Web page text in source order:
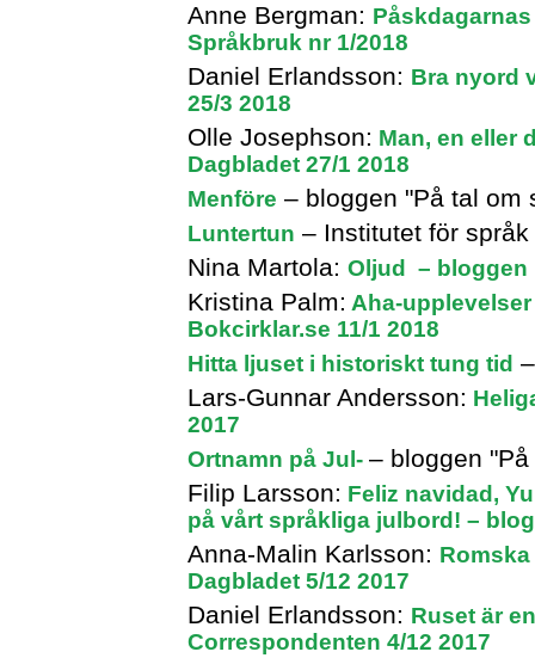
Anne Bergman:
Språkbruk nr 1/2018
Daniel Erlandsson: Bra nyord
25/3 2018
Olle Josephson: Man, en eller
Dagbladet 27/1 2018
Menföre – bloggen "På tal om
Luntertun – Institutet för
Nina Martola: Oljud – bloggen
Kristina Palm: Aha-
Bokcirklar.se 11/1 2018
Hitta ljuset i historiskt tung tid
Lars-Gunnar Andersson:
2017
Ortnamn på Jul- – bloggen
Filip Larsson: Feliz navidad,
på vårt språkliga julbord! –
Anna-Malin Karlsson:
Dagbladet 5/12 2017
Daniel Erlandsson: Ruset är
Correspondenten 4/12 2017